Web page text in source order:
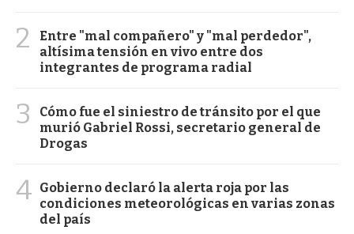
2
Entre "mal compañero" y "mal perdedor",
altísima tensión en vivo entre dos
integrantes de programa radial
3
Cómo fue el siniestro de tránsito por el que
murió Gabriel Rossi, secretario general de
Drogas
4 Gobierno declaró la alerta roja por las
condiciones meteorológicas en varias zonas
del país